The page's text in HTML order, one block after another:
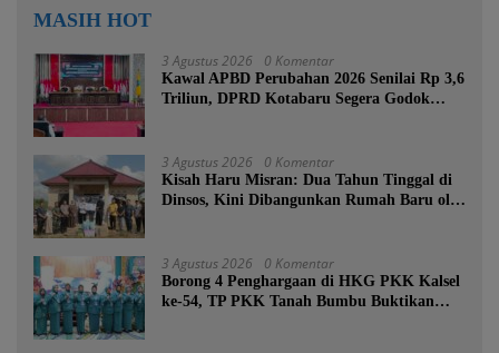
MASIH HOT
3 Agustus 2026 0 Komentar
Kawal APBD Perubahan 2026 Senilai Rp 3,6
Triliun, DPRD Kotabaru Segera Godok
3 Agustus 2026 0 Komentar
Kisah Haru Misran: Dua Tahun Tinggal di
Dinsos, Kini Dibangunkan Rumah Baru oleh
3 Agustus 2026 0 Komentar
Borong 4 Penghargaan di HKG PKK Kalsel
ke-54, TP PKK Tanah Bumbu Buktikan